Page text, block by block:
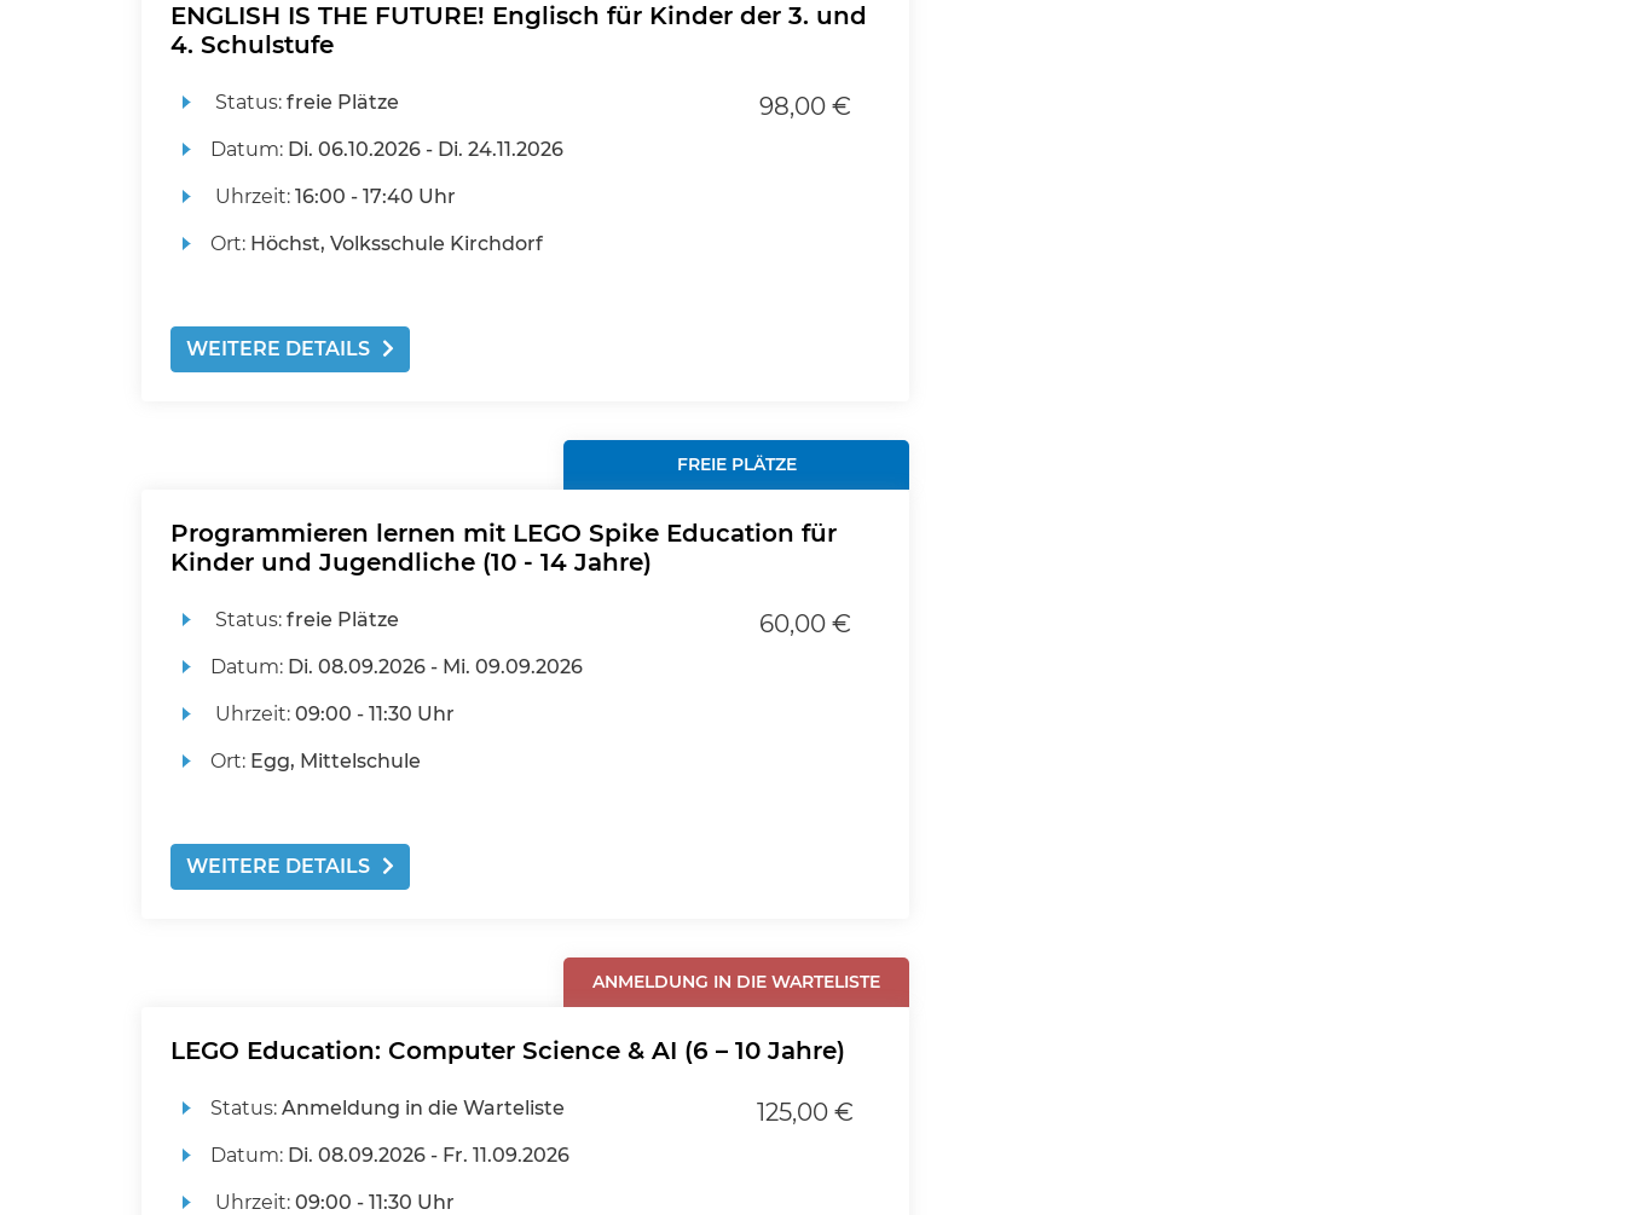
ENGLISH IS THE FUTURE! Englisch für Kinder der 3. und
4. Schulstufe
Status: freie Plätze
Datum: Di. 06.10.2026 - Di. 24.11.2026
Uhrzeit: 16:00 - 17:40 Uhr
Ort: Höchst, Volksschule Kirchdorf
98,00 €
WEITERE DETAILS
FREIE PLÄTZE
Programmieren lernen mit LEGO Spike Education für
Kinder und Jugendliche (10 - 14 Jahre)
Status: freie Plätze
Datum: Di. 08.09.2026 - Mi. 09.09.2026
Uhrzeit: 09:00 - 11:30 Uhr
Ort: Egg, Mittelschule
60,00 €
WEITERE DETAILS
ANMELDUNG IN DIE WARTELISTE
LEGO Education: Computer Science & AI (6 – 10 Jahre)
Status: Anmeldung in die Warteliste
Datum: Di. 08.09.2026 - Fr. 11.09.2026
Uhrzeit: 09:00 - 11:30 Uhr
125,00 €